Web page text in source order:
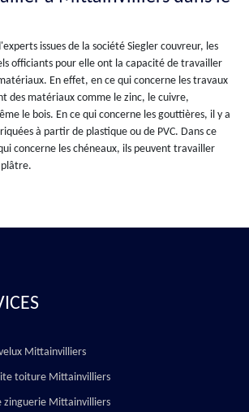
issues de la société Siegler couvreur, les
officiants pour elle ont la capacité de travailler
En effet, en ce qui concerne les travaux
des matériaux comme le zinc, le cuivre,
le bois. En ce qui concerne les gouttières, il y a
à partir de plastique ou de PVC. Dans ce
concerne les chéneaux, ils peuvent travailler
plâtre.
Mittainvilliers
toiture Mittainvilliers
zinguerie Mittainvilliers